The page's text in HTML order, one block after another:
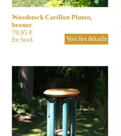
Woodstock Carillon Pluton,
bronze
79,95 €
En Stock Voir les détails